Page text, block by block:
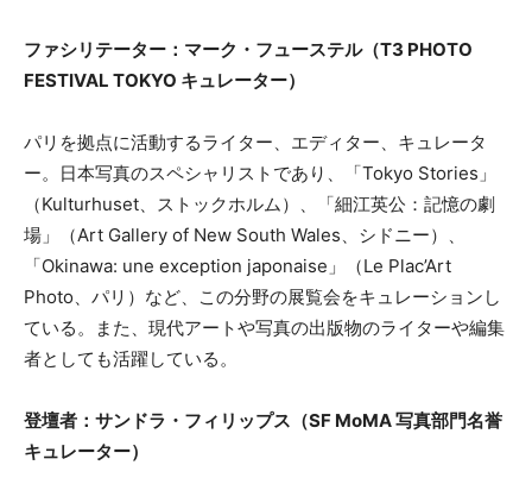
ファシリテーター：マーク・フューステル（T3 PHOTO
FESTIVAL TOKYO キュレーター）
パリを拠点に活動するライター、エディター、キュレータ
ー。日本写真のスペシャリストであり、「Tokyo Stories」
（Kulturhuset、ストックホルム）、「細江英公：記憶の劇
場」（Art Gallery of New South Wales、シドニー）、
「Okinawa: une exception japonaise」（Le Plac’Art
Photo、パリ）など、この分野の展覧会をキュレーションし
ている。また、現代アートや写真の出版物のライターや編集
者としても活躍している。
登壇者：サンドラ・フィリップス（SF MoMA 写真部門名誉
キュレーター）